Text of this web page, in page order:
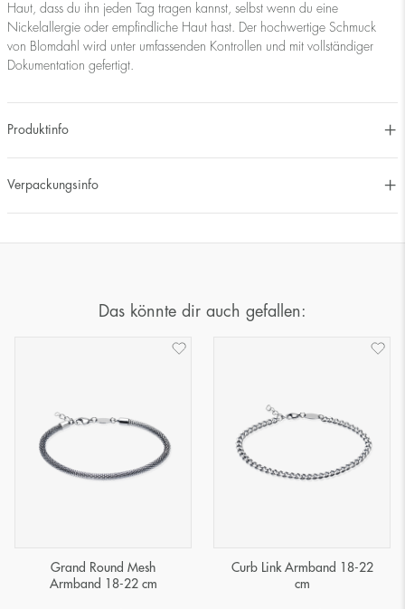
Haut, dass du ihn jeden Tag tragen kannst, selbst wenn du eine
Nickelallergie oder empfindliche Haut hast. Der hochwertige Schmuck
von Blomdahl wird unter umfassenden Kontrollen und mit vollständiger
Dokumentation gefertigt.
Produktinfo
Verpackungsinfo
Das könnte dir auch gefallen:
Grand Round Mesh
Armband 18-22 cm
Curb Link Armband 18-22
cm